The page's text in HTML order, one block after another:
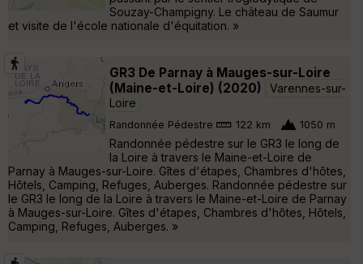
Souzay-Champigny. Le château de Saumur
et visite de l'école nationale d'équitation. »
GR3 De Parnay à Mauges-sur-Loire
(Maine-et-Loire) (2020)
Varennes-sur-
Loire
Randonnée Pédestre 122 km 1050 m
Randonnée pédestre sur le GR3 le long de
la Loire à travers le Maine-et-Loire de
Parnay à Mauges-sur-Loire. Gîtes d'étapes, Chambres d'hôtes,
Hôtels, Camping, Refuges, Auberges. Randonnée pédestre sur
le GR3 le long de la Loire à travers le Maine-et-Loire de Parnay
à Mauges-sur-Loire. Gîtes d'étapes, Chambres d'hôtes, Hôtels,
Camping, Refuges, Auberges. »